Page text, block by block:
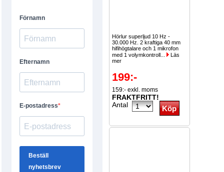
Hörlur superljud 10 Hz -
30.000 Hz. 2 kraftiga 40 mm
hifihögtalare och 1 mikrofon
med 1 volymkontroll...
Läs
mer
199:-
159:- exkl. moms
FRAKTFRITT!
Antal